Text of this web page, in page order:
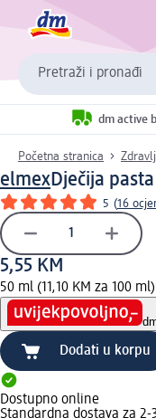
Pretraži i pronađi
dm active
Početna stranica
elmexDječija
5 (16
5,55 KM
50 ml (11,10 KM za 100 ml)
Dodati u korpu
Dostupno online
Standardna dostava za